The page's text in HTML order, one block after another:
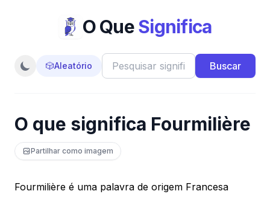
O QueSignifica
🎲Aleatório Buscar
O que significa Fourmilière
Partilhar como imagem
Fourmilière é uma palavra de origem Francesa